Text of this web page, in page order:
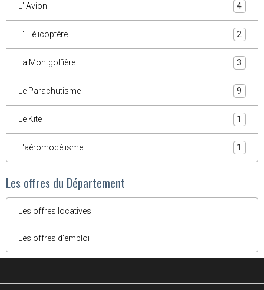
L' Avion 4
L' Hélicoptère 2
La Montgolfière 3
Le Parachutisme 9
Le Kite 1
L'aéromodélisme 1
Les offres du Département
Les offres locatives
Les offres d'emploi